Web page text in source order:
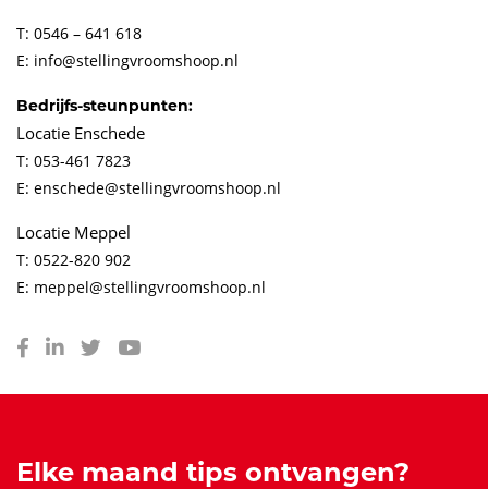
T: 0546 – 641 618
E: info@stellingvroomshoop.nl
Bedrijfs-steunpunten:
Locatie Enschede
T: 053-461 7823
E: enschede@stellingvroomshoop.nl
Locatie Meppel
T: 0522-820 902
E: meppel@stellingvroomshoop.nl
Elke maand tips ontvangen?